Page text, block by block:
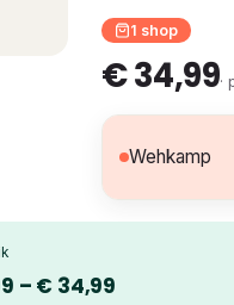
1 shop
€ 34,99·
Wehkamp
– € 34,99